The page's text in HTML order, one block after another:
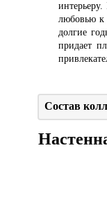
любовью к
долгие
придает
Состав